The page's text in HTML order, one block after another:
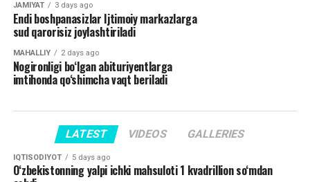
JAMIYAT 3 days ago
Endi boshpanasizlar Ijtimoiy markazlarga
sud qarorisiz joylashtiriladi
MAHALLIY 2 days ago
Nogironligi bo‘lgan abituriyentlarga
imtihonda qo‘shimcha vaqt beriladi
LATEST VIDEOS GALLERIES
IQTISODIYOT 5 days ago
O‘zbekistonning yalpi ichki mahsuloti 1 kvadrillion so‘mdan